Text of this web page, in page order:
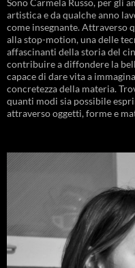
Sono Carmela Russo, per gli
artistica e da qualche anno
come insegnante. Attraverso
alla stop-motion, una delle
affascinanti della storia del
contribuire a diffondere la
capace di dare vita a
concretezza della materia.
quanti modi sia possibile
attraverso oggetti, forme e